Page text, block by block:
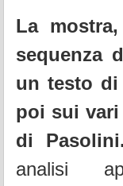
La
sequenza
un testo di
poi sui vari
di Pasolini.
analisi